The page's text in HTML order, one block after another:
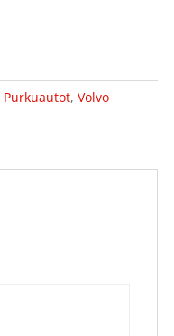
Purkuautot, Volvo